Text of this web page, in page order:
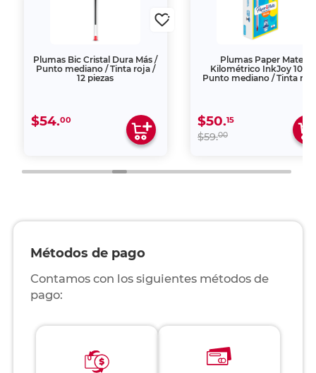
Plumas Bic Cristal Dura Más /
Punto mediano / Tinta roja /
12 piezas
$54.00
Plumas Paper Mate
Kilométrico InkJoy 100 /
Punto mediano / Tinta
$50.15
$59.00
Métodos de pago
Contamos con los siguientes métodos de
pago: